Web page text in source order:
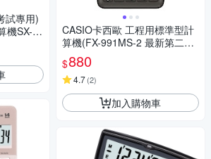
試專用)
機SX-22
CASIO卡西歐 工程用標準型計
算機(FX-991MS-2 最新第二代
保固24個月)
$880
4.7(2)
加入購物車